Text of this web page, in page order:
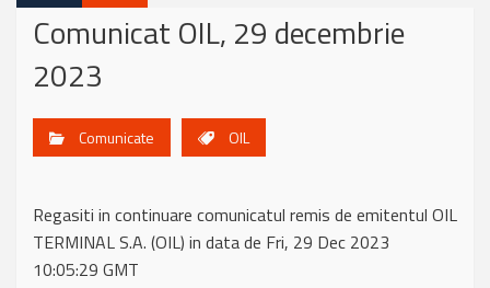
Comunicat OIL, 29 decembrie
2023
Comunicate OIL
Regasiti in continuare comunicatul remis de emitentul OIL
TERMINAL S.A. (OIL) in data de Fri, 29 Dec 2023
10:05:29 GMT